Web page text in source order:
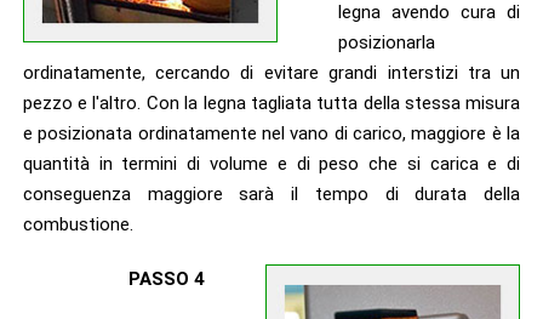
legna avendo cura di
posizionarla
ordinatamente, cercando di evitare grandi interstizi tra un
pezzo e l'altro. Con la legna tagliata tutta della stessa misura
e posizionata ordinatamente nel vano di carico, maggiore è la
quantità in termini di volume e di peso che si carica e di
conseguenza maggiore sarà il tempo di durata della
combustione.
PASSO 4